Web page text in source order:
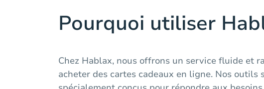
Pourquoi utiliser
Chez Hablax, nous offrons un service fluide et
acheter des cartes cadeaux en ligne. Nos outils